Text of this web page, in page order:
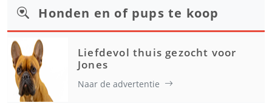
Honden en of pups te koop
Liefdevol thuis gezocht voor
Jones
Naar de advertentie